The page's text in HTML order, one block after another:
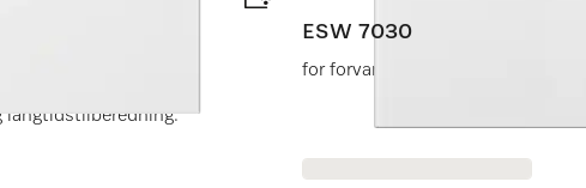
langtidstilberedning.
ESW 7030
for forvarming av servise, for